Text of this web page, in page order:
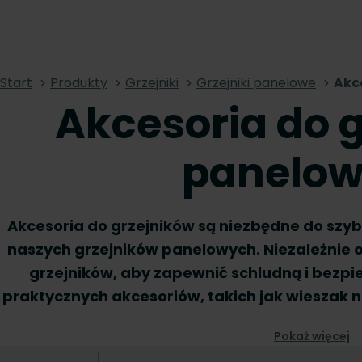
Start Produkty Grzejniki Grzejniki panelowe
Akcesoria do
Akcesoria do grzejników są niezbędne do
naszych grzejników panelowych. Niezależnie
grzejników, aby zapewnić schludną i
praktycznych akcesoriów, takich jak wieszak
akcesoriów. Przeglądaj nasze akcesoria
Pokaż więcej